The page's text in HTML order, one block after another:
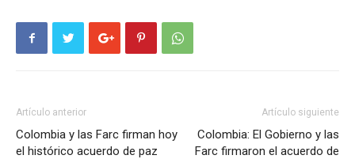
Artículo anterior
Colombia y las Farc firman hoy
el histórico acuerdo de paz
Artículo siguiente
Colombia: El Gobierno y las
Farc firmaron el acuerdo de